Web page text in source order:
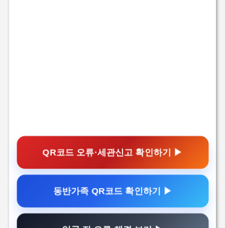
QR코드 오류·세관신고 확인하기 ▶
동반가족 QR코드 확인하기 ▶